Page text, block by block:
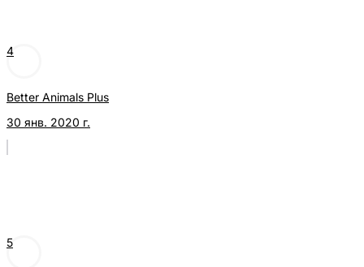
4
Better Animals Plus
30 янв. 2020 г.
5